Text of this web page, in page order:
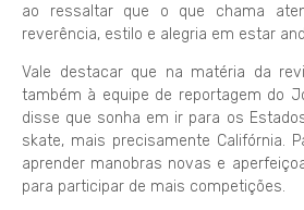
ao ressaltar que o que chama
reverência, estilo e alegria em estar
Vale destacar que na matéria da
também à equipe de reportagem do
disse que sonha em ir para os
skate, mais precisamente Califórnia.
aprender manobras novas e
para participar de mais competições.